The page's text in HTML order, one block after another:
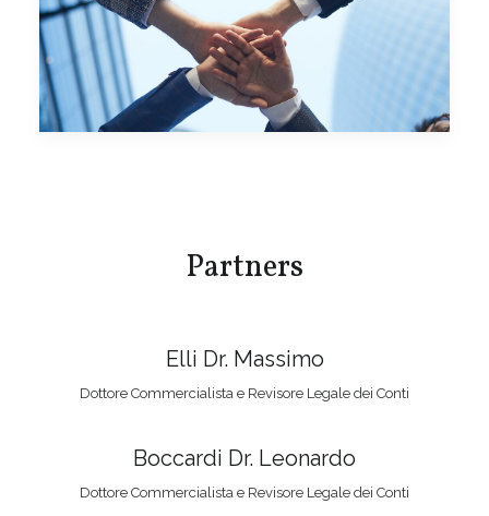
Partners
Elli Dr. Massimo
Dottore Commercialista e Revisore Legale dei Conti
Boccardi Dr. Leonardo
Dottore Commercialista e Revisore Legale dei Conti